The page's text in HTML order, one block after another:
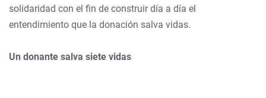
solidaridad con el fin de construir día a día el
entendimiento que la donación salva vidas.
Un donante salva siete vidas